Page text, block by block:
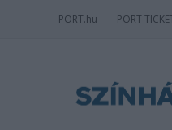
PORT.hu PORT